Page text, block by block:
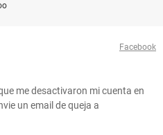
Facebook
me desactivaron mi cuenta en
un email de queja a